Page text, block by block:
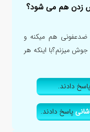
زدن هم می شود؟
ضدعفونی هم میکنه و
میزنم؟با اینکه هر
دادند.
پاسخ دادند.